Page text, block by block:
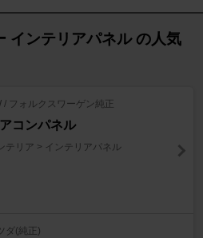
インテリアパネル の人気
/ フォルクスワーゲン純正
コンパネル
テリア > インテリアパネル
ダ(純正)